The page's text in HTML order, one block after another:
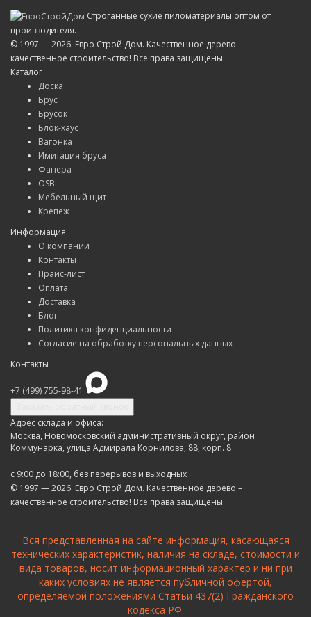
Строганные сухие пиломатериалы оптом от
производителя.
© 1997 — 2026. Евро Строй Дом. Качественное дерево –
качественное строительство! Все права защищены.
Каталог
Доска
Брус
Брусок
Блок-хаус
Вагонка
Имитация бруса
Фанера
OSB
Мебельный щит
Крепеж
Информация
О компании
Контакты
Прайс-лист
Оплата
Доставка
Блог
Политика конфиденциальности
Согласие на обработку персональных данных
Контакты
+7 (499) 755-98-41
Адрес склада и офиса:
Москва, Новомосковский административный округ, район
Коммунарка, улица Адмирала Корнилова, 88, корп. 8
с 9:00 до 18:00, без перерывов и выходных
© 1997 — 2026. Евро Строй Дом. Качественное дерево –
качественное строительство! Все права защищены.
Вся представленная на сайте информация, касающаяся
технических характеристик, наличия на складе, стоимости и
вида товаров, носит информационный характер и ни при
каких условиях не является публичной офертой,
определяемой положениями Статьи 437(2) Гражданского
кодекса РФ.